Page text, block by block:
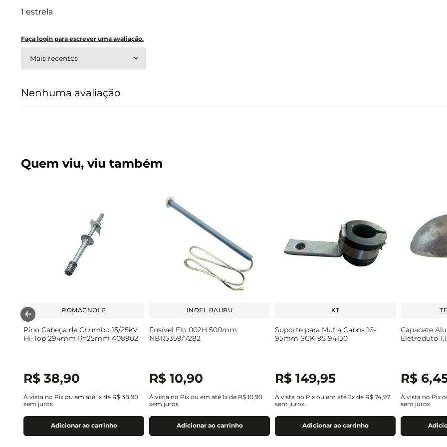
1 estrela
Faça login para escrever uma avaliação.
Mais recentes
Nenhuma avaliação
Quem viu, viu também
ROMAGNOLE
Pino Cabeça de Chumbo 15/25kV
Hi-Top 294mm R=25mm 408902
R$ 38,90
À vista no Pix ou em até 1x de R$ 38,90
sem juros
Adicionar ao carrinho
INDEL BAURU
Fusível Elo 002H 500mm
NBR5359/7282
R$ 10,90
À vista no Pix ou em até 1x de R$ 10,90
sem juros
Adicionar ao carrinho
KT
Suporte para Mufla Cabos 16-
95mm SCK-95 94150
R$ 149,95
À vista no Pix ou em até 2x de R$ 74,97
sem juros
Adicionar ao carrinho
Capacete
Eletroduto
R$ 6,
À vista no Pix
sem juros